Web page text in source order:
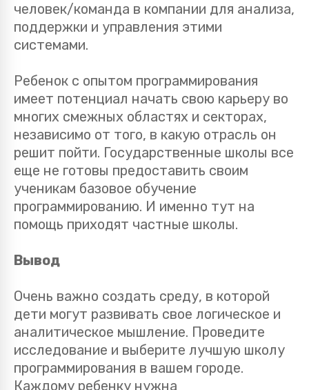
человек/команда в компании для анализа,
поддержки и управления этими
системами.
Ребенок с опытом программирования
имеет потенциал начать свою карьеру во
многих смежных областях и секторах,
независимо от того, в какую отрасль он
решит пойти. Государственные школы все
еще не готовы предоставить своим
ученикам базовое обучение
программированию. И именно тут на
помощь приходят частные школы.
Вывод
Очень важно создать среду, в которой
дети могут развивать свое логическое и
аналитическое мышление. Проведите
исследование и выберите лучшую школу
программирования в вашем городе.
Каждому ребенку нужна